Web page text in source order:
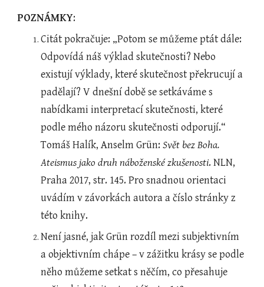
POZNÁMKY:
Citát pokračuje: „Potom se můžeme ptát dále:
Odpovídá náš výklad skutečnosti? Nebo
existují výklady, které skutečnost překrucují a
padělají? V dnešní době se setkáváme s
nabídkami interpretací skutečnosti, které
podle mého názoru skutečnosti odporují.“
Tomáš Halík, Anselm Grün: Svět bez Boha.
Ateismus jako druh náboženské zkušenosti. NLN,
Praha 2017, str. 145. Pro snadnou orientaci
uvádím v závorkách autora a číslo stránky z
této knihy.
Není jasné, jak Grün rozdíl mezi subjektivním
a objektivním chápe – v zážitku krásy se podle
něho můžeme setkat s něčím, co přesahuje